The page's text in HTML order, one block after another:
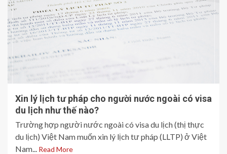
Xin lý lịch tư pháp cho người nước ngoài có visa
du lịch như thế nào?
Trường hợp người nước ngoài có visa du lịch (thị thực
du lịch) Việt Nam muốn xin lý lịch tư pháp (LLTP) ở Việt
Nam... Read More